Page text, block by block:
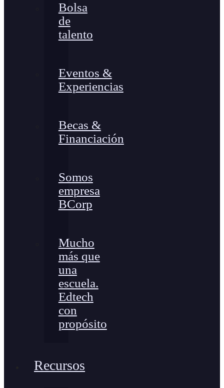
Bolsa
de
talento
Eventos &
Experiencias
Becas &
Financiación
Somos
empresa
BCorp
Mucho
más que
una
escuela.
Edtech
con
propósito
Recursos